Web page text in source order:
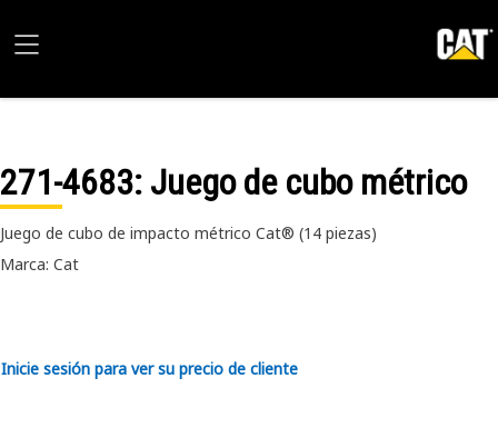
271-4683: Juego de cubo métrico
Juego de cubo de impacto métrico Cat® (14 piezas)
Marca: Cat
Inicie sesión para ver su precio de cliente